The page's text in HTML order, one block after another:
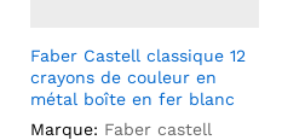
Faber Castell classique 12
crayons de couleur en
métal boîte en fer blanc
Marque: Faber castell